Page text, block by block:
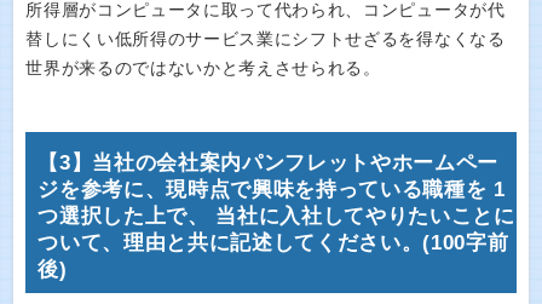
所得層がコンピュータに取って代わられ、コンピュータが代
替しにくい低所得のサービス業にシフトせざるを得なくなる
世界が来るのではないかと考えさせられる。
【3】当社の会社案内パンフレットやホームペー
ジを参考に、現時点で興味を持っている職種を 1
つ選択した上で、 当社に入社してやりたいことに
ついて、理由と共に記述してください。(100字前
後)